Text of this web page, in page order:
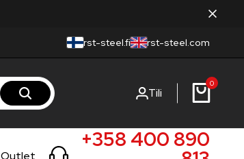
rst-steel.fi rst-steel.com
Tili
0
Outlet
+358 400 890